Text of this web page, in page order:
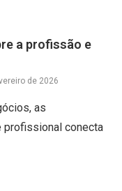
a profissão e
de 2026
as
conecta